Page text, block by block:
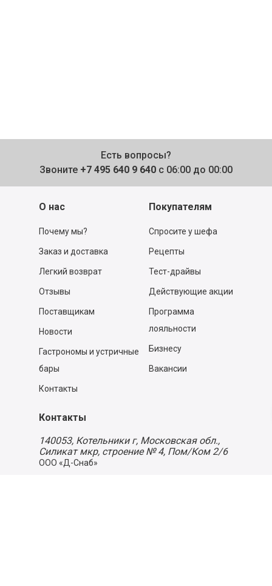
Есть вопросы?
Звоните +7 495 640 9 640 с 06:00 до 00:00
О нас
Почему мы?
Заказ и доставка
Легкий возврат
Отзывы
Поставщикам
Новости
Гастрономы и устричные
бары
Контакты
Покупателям
Спросите у шефа
Рецепты
Тест-драйвы
Действующие акции
Программа
лояльности
Бизнесу
Вакансии
Контакты
140053, Котельники г, Московская обл.,
Силикат мкр, строение № 4, Пом/Ком 2/6
ООО «Д-Снаб»